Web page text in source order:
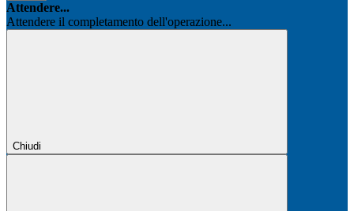
Attendere...
Attendere il completamento dell'operazione...
Chiudi